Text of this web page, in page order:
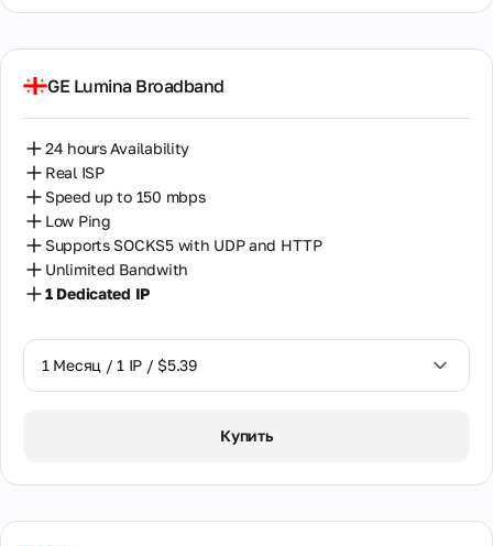
GE Lumina Broadband
24 hours Availability
Real ISP
Speed up to 150 mbps
Low Ping
Supports SOCKS5 with UDP and HTTP
Unlimited Bandwith
1 Dedicated IP
1 Месяц / 1 IP / $5.39
Купить